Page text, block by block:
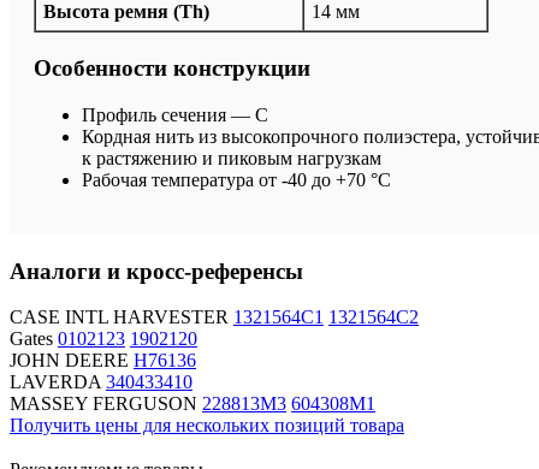
Высота ремня (Th)
14 мм
Особенности конструкции
Профиль сечения — C
Кордная нить из высокопрочного полиэстера,
к растяжению и пиковым нагрузкам
Рабочая температура от -40 до +70 °C
Аналоги и кросс-референсы
CASE INTL HARVESTER 1321564C1 1321564C2
Gates 0102123 1902120
JOHN DEERE H76136
LAVERDA 340433410
MASSEY FERGUSON 228813M3 604308M1
Получить цены для нескольких позиций товара